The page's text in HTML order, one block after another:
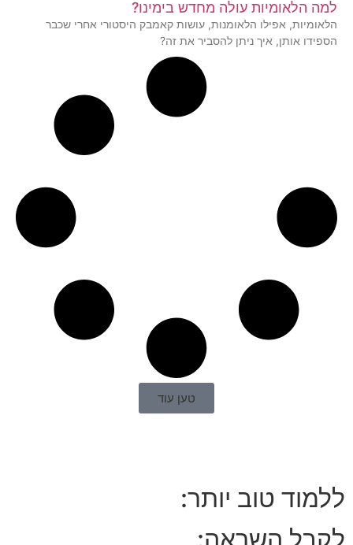
למה הלאומיות עולה מחדש בימינו?
הלאומיות, אפילו הלאומנות, עושות קאמבק היסטורי אחרי שכבר
הספידו אותן, איך ניתן להסביר את זה?
טען עוד
ללמוד טוב יותר: